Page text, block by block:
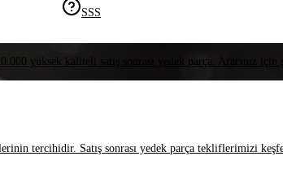
SSS
yüksek kaliteli satış sonrası yedek parça. Aracınız
tercihidir. Satış sonrası yedek parça tekliflerimizi